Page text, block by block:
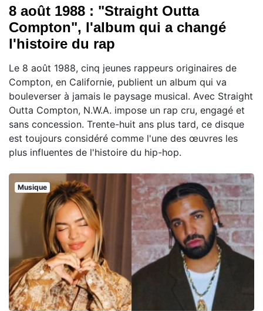
8 août 1988 : "Straight Outta
Compton", l'album qui a changé
l'histoire du rap
Le 8 août 1988, cinq jeunes rappeurs originaires de
Compton, en Californie, publient un album qui va
bouleverser à jamais le paysage musical. Avec Straight
Outta Compton, N.W.A. impose un rap cru, engagé et
sans concession. Trente-huit ans plus tard, ce disque
est toujours considéré comme l'une des œuvres les
plus influentes de l'histoire du hip-hop.
Musique